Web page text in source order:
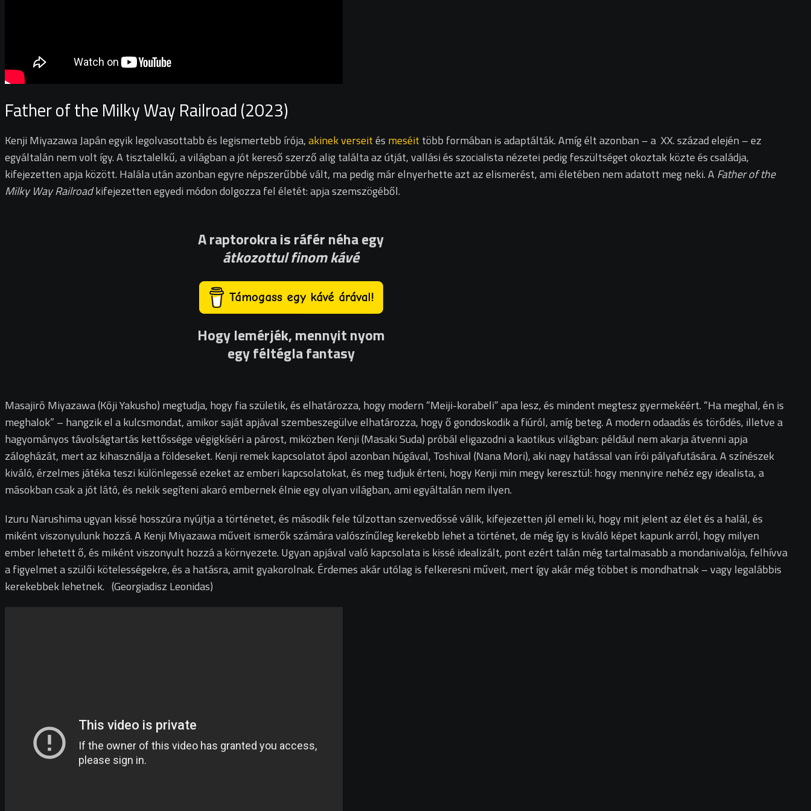
Father of the Milky Way Railroad (2023)
Kenji Miyazawa Japán egyik legolvasottabb és legismertebb írója,akinek verseités meséit több formában is adaptálták. Amíg élt azonban – a XX. század elején – ez
egyáltalán nem volt így. A tisztalelkű, a világban a jót kereső szerző alig találta az útját, vallási és szocialista nézetei pedig feszültséget okoztak közte és családja,
kifejezetten apja között. Halála után azonban egyre népszerűbbé vált, ma pedig már elnyerhette azt az elismerést, ami életében nem adatott meg neki. AFather of the
Milky Way Railroadkifejezetten egyedi módon dolgozza fel életét: apja szemszögéből.
A raptorokra is ráfér néha egy
átkozottul finom kávé
Hogy lemérjék, mennyit nyom
egy féltégla fantasy
Masajirō Miyazawa (Kōji Yakusho) megtudja, hogy fia születik, és elhatározza, hogy modern “Meiji-korabeli” apa lesz, és mindent megtesz gyermekéért. “Ha meghal, én is
meghalok” – hangzik el a kulcsmondat, amikor saját apjával szembeszegülve elhatározza, hogy ő gondoskodik a fiúról, amíg beteg. A modern odaadás és törődés, illetve a
hagyományos távolságtartás kettőssége végigkíséri a párost, miközben Kenji (Masaki Suda) próbál eligazodni a kaotikus világban: például nem akarja átvenni apja
zálogházát, mert az kihasználja a földeseket. Kenji remek kapcsolatot ápol azonban húgával, Toshival (Nana Mori), aki nagy hatással van írói pályafutására. A színészek
kiváló, érzelmes játéka teszi különlegessé ezeket az emberi kapcsolatokat, és meg tudjuk érteni, hogy Kenji min megy keresztül: hogy mennyire nehéz egy idealista, a
másokban csak a jót látó, és nekik segíteni akaró embernek élnie egy olyan világban, ami egyáltalán nem ilyen.
Izuru Narushima ugyan kissé hosszúra nyújtja a történetet, és második fele túlzottan szenvedőssé válik, kifejezetten jól emeli ki, hogy mit jelent az élet és a halál, és
miként viszonyulunk hozzá. A Kenji Miyazawa műveit ismerők számára valószínűleg kerekebb lehet a történet, de még így is kiváló képet kapunk arról, hogy milyen
ember lehetett ő, és miként viszonyult hozzá a környezete. Ugyan apjával való kapcsolata is kissé idealizált, pont ezért talán még tartalmasabb a mondanivalója, felhívva
a figyelmet a szülői kötelességekre, és a hatásra, amit gyakorolnak. Érdemes akár utólag is felkeresni műveit, mert így akár még többet is mondhatnak – vagy legalábbis
kerekebbek lehetnek. (Georgiadisz Leonidas)